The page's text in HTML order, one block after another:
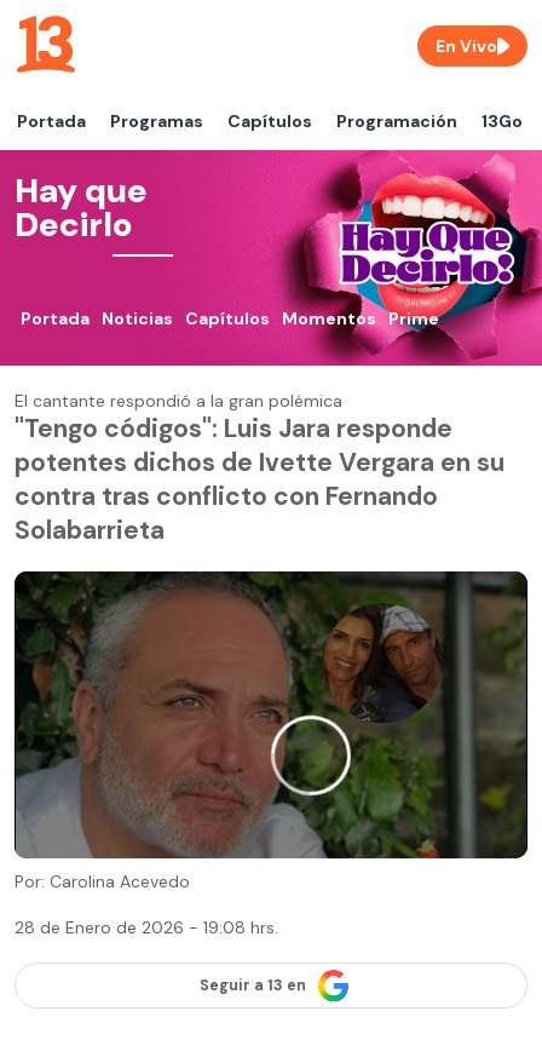
Portada Programas Capítulos Programación 13Go
En Vivo
Hay que
Decirlo
Portada Noticias Capítulos Momentos Prime
El cantante respondió a la gran polémica
"Tengo códigos": Luis Jara responde
potentes dichos de Ivette Vergara en su
contra tras conflicto con Fernando
Solabarrieta
Por: Carolina Acevedo
28 de Enero de 2026 - 19:08 hrs.
Seguir a 13 en